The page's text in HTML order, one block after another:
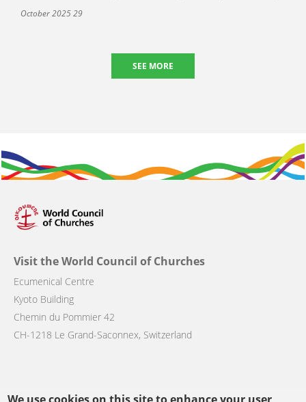
29 October 2025
SEE MORE
Visit the World Council of Churches
Ecumenical Centre
Kyoto Building
Chemin du Pommier 42
CH-1218 Le Grand-Saconnex, Switzerland